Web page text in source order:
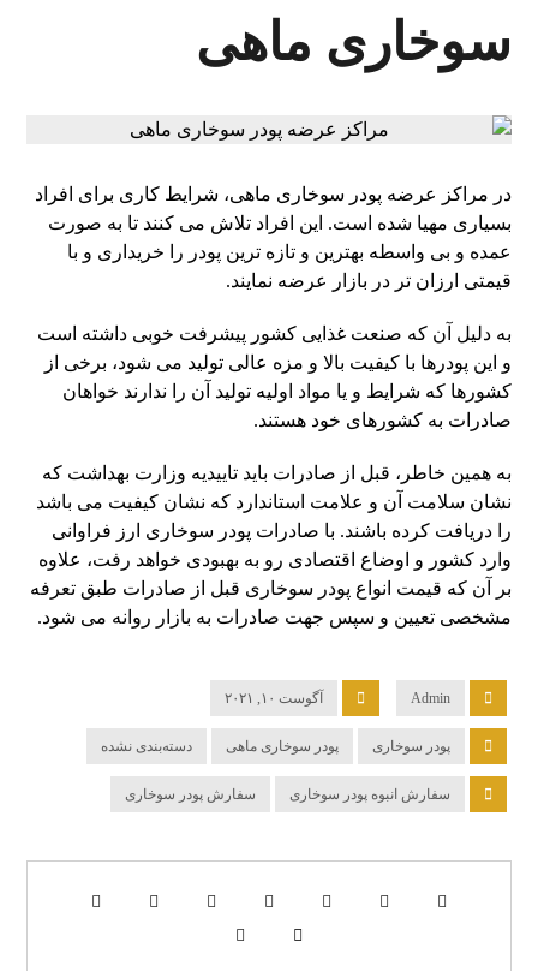
سوخاری ماهی
در مراکز عرضه پودر سوخاری ماهی، شرایط کاری برای افراد
بسیاری مهیا شده است. این افراد تلاش می کنند تا به صورت
عمده و بی واسطه بهترین و تازه ترین پودر را خریداری و با
قیمتی ارزان تر در بازار عرضه نمایند.
به دلیل آن که صنعت غذایی کشور پیشرفت خوبی داشته است
و این پودرها با کیفیت بالا و مزه عالی تولید می شود، برخی از
کشورها که شرایط و یا مواد اولیه تولید آن را ندارند خواهان
صادرات به کشورهای خود هستند.
به همین خاطر، قبل از صادرات باید تاییدیه وزارت بهداشت که
نشان سلامت آن و علامت استاندارد که نشان کیفیت می باشد
را دریافت کرده باشند. با صادرات پودر سوخاری ارز فراوانی
وارد کشور و اوضاع اقتصادی رو به بهبودی خواهد رفت، علاوه
بر آن که قیمت انواع پودر سوخاری قبل از صادرات طبق تعرفه
مشخصی تعیین و سپس جهت صادرات به بازار روانه می شود.
Admin آگوست ۱۰, ۲۰۲۱
پودر سوخاری پودر سوخاری ماهی دسته‌بندی نشده
سفارش انبوه پودر سوخاری سفارش پودر سوخاری